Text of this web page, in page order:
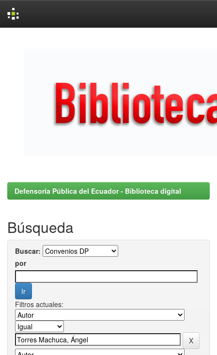
Defensoría Pública del Ecuador - Biblioteca digital
Búsqueda
Buscar:
por
Filtros actuales: